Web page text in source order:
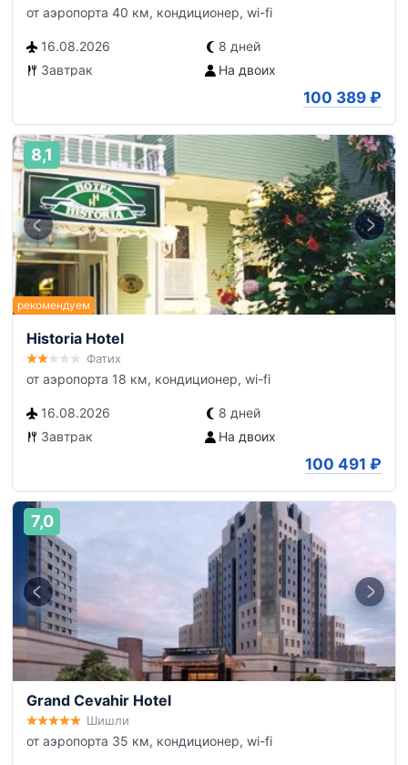
от аэропорта 40 км, кондиционер, wi-fi
16.08.2026
8 дней
Завтрак
На двоих
100 389 ₽
8,1
Historia Hotel
Фатих
от аэропорта 18 км, кондиционер, wi-fi
16.08.2026
8 дней
Завтрак
На двоих
100 491 ₽
7,0
Grand Cevahir Hotel
Шишли
от аэропорта 35 км, кондиционер, wi-fi